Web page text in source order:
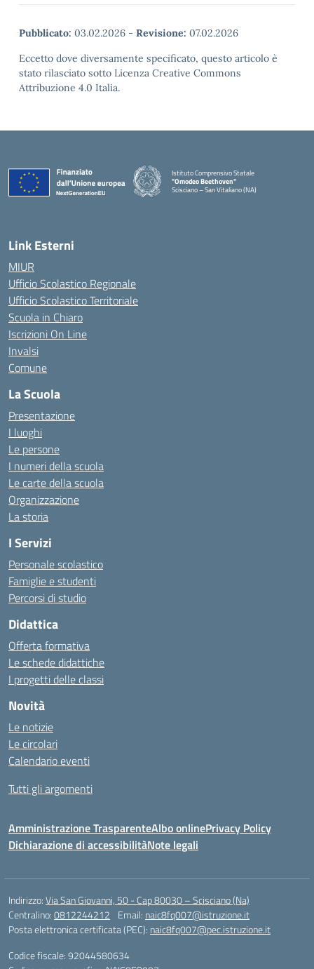
Pubblicato: 03.02.2026 - Revisione: 07.02.2026
Eccetto dove diversamente specificato, questo articolo è
stato rilasciato sotto Licenza Creative Commons
Attribuzione 4.0 Italia.
Istituto Comprensivo Statale
"Omodeo Beethoven"
Scisciano – San Vitaliano (NA)
Link Esterni
MIUR
Ufficio Scolastico Regionale
Ufficio Scolastico Territoriale
Scuola in Chiaro
Iscrizioni On Line
Invalsi
Comune
La Scuola
Presentazione
I luoghi
Le persone
I numeri della scuola
Le carte della scuola
Organizzazione
La storia
I Servizi
Personale scolastico
Famiglie e studenti
Percorsi di studio
Didattica
Offerta formativa
Le schede didattiche
I progetti delle classi
Novità
Le notizie
Le circolari
Calendario eventi
Tutti gli argomenti
Amministrazione TrasparenteAlbo onlinePrivacy Policy
Dichiarazione di accessibilitàNote legali
Indirizzo:Via San Giovanni, 50 - Cap 80030 – Scisciano (Na)
Centralino:0812244212 Email: naic8fq007@istruzione.it
Posta elettronica certificata (PEC): naic8fq007@pec.istruzione.it
Codice fiscale: 92044580634